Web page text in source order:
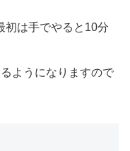
初は手でやると10分
ようになりますので